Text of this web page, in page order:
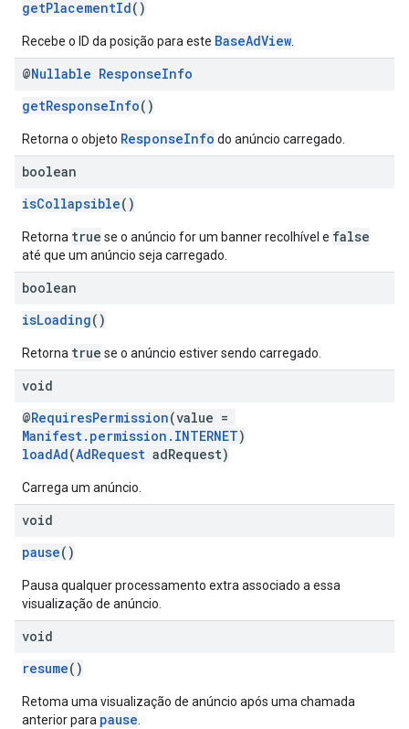
getPlacementId()
Recebe o ID da posição para este BaseAdView
@Nullable ResponseInfo
getResponseInfo()
Retorna o objeto ResponseInfo do anúncio carregado.
boolean
isCollapsible()
Retorna true se o anúncio for um banner recolhível e false
até que um anúncio seja carregado.
boolean
isLoading()
Retorna true se o anúncio estiver sendo carregado.
void
@RequiresPermission(value =
Manifest.permission.INTERNET)
loadAd(AdRequest adRequest)
Carrega um anúncio.
void
pause()
Pausa qualquer processamento extra associado a essa
visualização de anúncio.
void
resume()
Retoma uma visualização de anúncio após uma chamada
anterior para pause